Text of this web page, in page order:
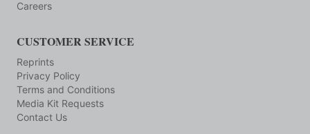
Careers
CUSTOMER SERVICE
Reprints
Privacy Policy
Terms and Conditions
Media Kit Requests
Contact Us